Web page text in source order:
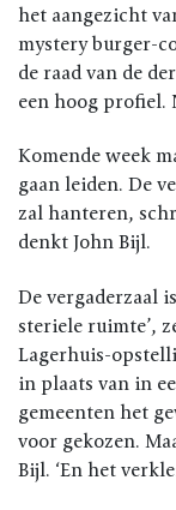
het aangezicht
mystery burger-
de raad van de
een hoog profiel.
Komende week
gaan leiden. De
zal hanteren,
denkt John Bijl.
De vergaderzaal
steriele ruimte’,
Lagerhuis-
in plaats van in
gemeenten het
voor gekozen.
Bijl. ‘En het